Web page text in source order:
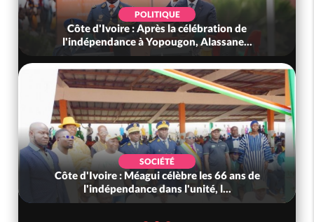
de
Alassane...
les 66 ans de
l...
SOCIÉTÉ
Côte d'Ivoire : L'arnaque au Mobile
liens frauduleux se répand
SOCIÉTÉ
Côte d'Ivoire-Mali :
Adama Kanté dans les mailles